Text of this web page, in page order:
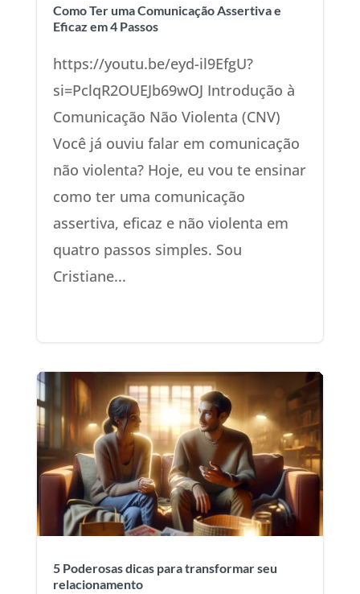
Como Ter uma Comunicação Assertiva e
Eficaz em 4 Passos
https://youtu.be/eyd-il9EfgU?
si=PclqR2OUEJb69wOJ Introdução à
Comunicação Não Violenta (CNV)
Você já ouviu falar em comunicação
não violenta? Hoje, eu vou te ensinar
como ter uma comunicação
assertiva, eficaz e não violenta em
quatro passos simples. Sou
Cristiane...
5 Poderosas dicas para transformar seu
relacionamento